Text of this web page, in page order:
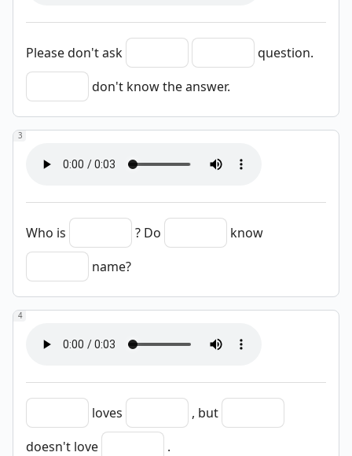
Please don't ask
question.
don't know the answer.
3
Who is ? Do
know
name?
4
loves
, but
doesn't love
.